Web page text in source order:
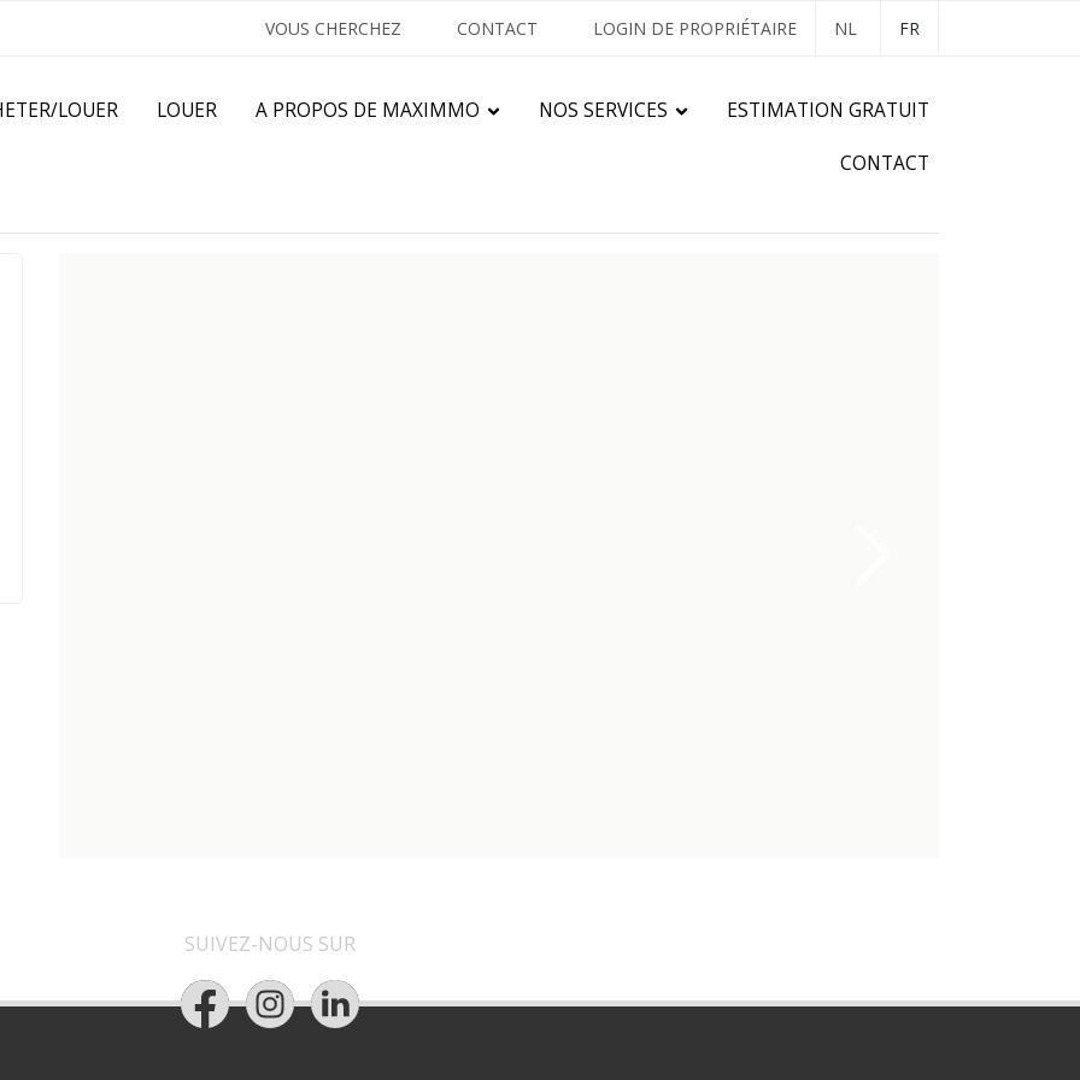
VOUS CHERCHEZ CONTACT LOGIN DE PROPRIÉTAIRE NL FR
LOUER LOUER A PROPOS DE MAXIMMO NOS SERVICES ESTIMATION GRATUIT
CONTACT
SUIVEZ-NOUS SUR